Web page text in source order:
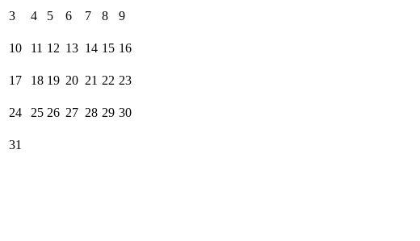
3 4 5 6 7 8 9
10 11 12 13 14 15 16
17 18 19 20 21 22 23
24 25 26 27 28 29 30
31